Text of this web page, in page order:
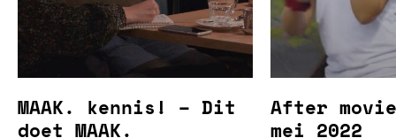
MAAK. kennis! – Dit
doet MAAK.
After
mei 2022